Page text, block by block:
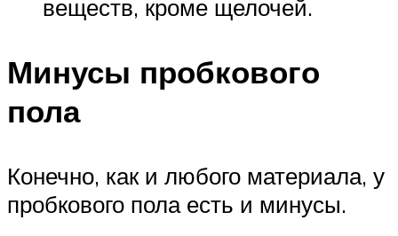
веществ, кроме щелочей.
Минусы пробкового
пола
Конечно, как и любого материала, у
пробкового пола есть и минусы.